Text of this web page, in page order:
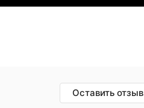
Оставить отзыв